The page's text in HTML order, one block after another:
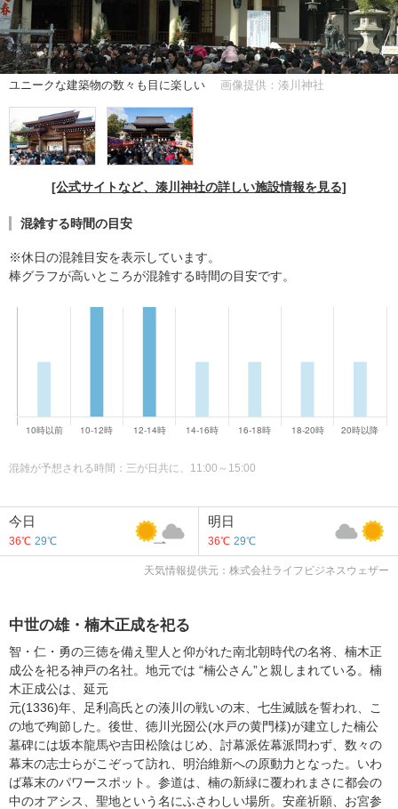
ユニークな建築物の数々も目に楽しい 画像提供：湊川神社
[公式サイトなど、湊川神社の詳しい施設情報を見る]
混雑する時間の目安
※休日の混雑目安を表示しています。
棒グラフが高いところが混雑する時間の目安です。
混雑が予想される時間：三が日共に、11:00～15:00
今日
36℃ 29℃
明日
36℃ 29℃
天気情報提供元：株式会社ライフビジネスウェザー
中世の雄・楠木正成を祀る
智・仁・勇の三徳を備え聖人と仰がれた南北朝時代の名将、楠木正
成公を祀る神戸の名社。地元では “楠公さん”と親しまれている。楠
木正成公は、延元
元(1336)年、足利高氏との湊川の戦いの末、七生滅賊を誓われ、こ
の地で殉節した。後世、徳川光圀公(水戸の黄門様)が建立した楠公
墓碑には坂本龍馬や吉田松陰はじめ、討幕派佐幕派問わず、数々の
幕末の志士らがこぞって訪れ、明治維新への原動力となった。いわ
ば幕末のパワースポット。参道は、楠の新緑に覆われまさに都会の
中のオアシス、聖地という名にふさわしい場所。安産祈願、お宮参